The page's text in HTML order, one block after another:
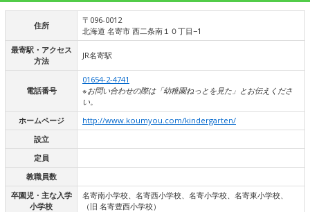
住所
〒096-0012
北海道 名寄市 西二条南１０丁目−1
最寄駅・アクセス
方法
JR名寄駅
電話番号
01654-2-4741
※お問い合わせの際は「幼稚園ねっとを見た」とお伝えくださ
い。
ホームページ
http://www.koumyou.com/kindergarten/
設立
定員
教職員数
卒園児・主な入学
小学校
名寄南小学校、名寄西小学校、名寄小学校、名寄東小学校、
（旧 名寄豊西小学校）